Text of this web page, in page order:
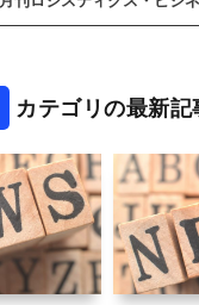
カテゴリの最新記